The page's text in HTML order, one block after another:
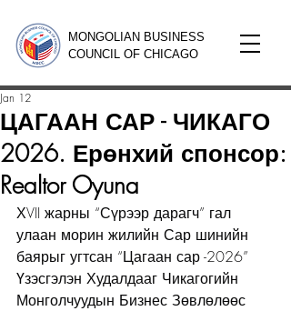
MONGOLIAN BUSINESS
COUNCIL OF CHICAGO
ЦАГААН САР - ЧИКАГО
2026. Ерөнхий спонсор:
Realtor Oyuna
Jan 12
ХVII жарны “Сүрээр дарагч” гал
улаан морин жилийн Сар шинийн
баярыг угтсан “Цагаан сар -2026”
Үзэсгэлэн Худалдааг Чикагогийн
Монголчуудын Бизнес Зөвлөлөөс